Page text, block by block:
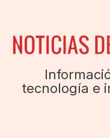
tecnología e